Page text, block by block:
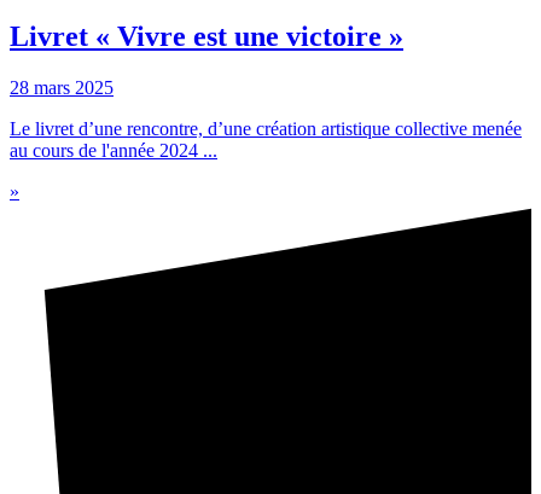
Livret « Vivre est une victoire »
28 mars 2025
Le livret d’une rencontre, d’une création artistique collective menée
au cours de l'année 2024 ...
»